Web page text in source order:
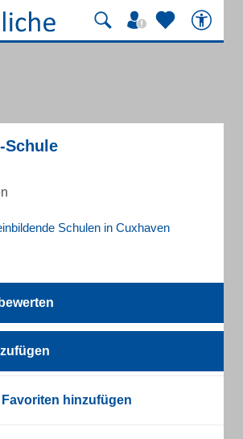
Schule
Schulen in Cuxhaven
hinzufügen